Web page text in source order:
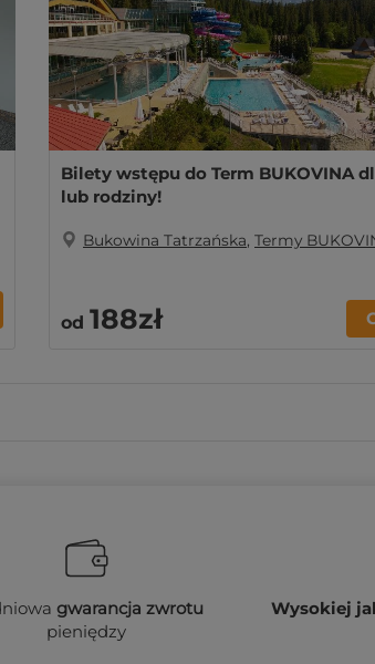
Bilety wstępu do Term BUKOVINA
lub rodziny!
Bukowina Tatrzańska, Termy
od 188zł
gwarancja zwrotu
pieniędzy
Wysokiej